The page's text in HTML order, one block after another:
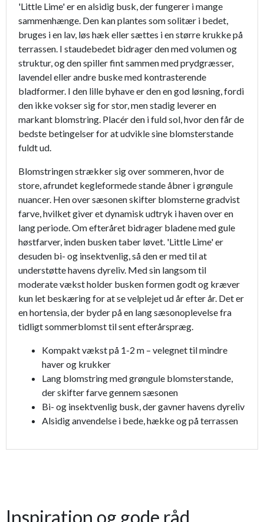
'Little Lime' er en alsidig busk, der fungerer i mange
sammenhænge. Den kan plantes som solitær i bedet,
bruges i en lav, løs hæk eller sættes i en større krukke på
terrassen. I staudebedet bidrager den med volumen og
struktur, og den spiller fint sammen med prydgræsser,
lavendel eller andre buske med kontrasterende
bladformer. I den lille byhave er den en god løsning, fordi
den ikke vokser sig for stor, men stadig leverer en
markant blomstring. Placér den i fuld sol, hvor den får de
bedste betingelser for at udvikle sine blomsterstande
fuldt ud.
Blomstringen strækker sig over sommeren, hvor de
store, afrundet kegleformede stande åbner i grøngule
nuancer. Hen over sæsonen skifter blomsterne gradvist
farve, hvilket giver et dynamisk udtryk i haven over en
lang periode. Om efteråret bidrager bladene med gule
høstfarver, inden busken taber løvet. 'Little Lime' er
desuden bi- og insektvenlig, så den er med til at
understøtte havens dyreliv. Med sin langsom til
moderate vækst holder busken formen godt og kræver
kun let beskæring for at se velplejet ud år efter år. Det er
en hortensia, der byder på en lang sæsonoplevelse fra
tidligt sommerblomst til sent efterårspræg.
Kompakt vækst på 1-2 m – velegnet til mindre
haver og krukker
Lang blomstring med grøngule blomsterstande,
der skifter farve gennem sæsonen
Bi- og insektvenlig busk, der gavner havens dyreliv
Alsidig anvendelse i bede, hække og på terrassen
Inspiration og gode råd